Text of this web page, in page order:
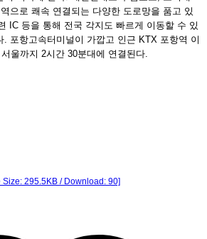
으로 쾌속 연결되는 다양한 도로망을 품고 있
IC 등을 통해 전국 각지도 빠르게 이동할 수 있
. 포항고속터미널이 가깝고 인근 KTX 포항역 이
울까지 2시간 30분대에 연결된다.
Size: 295.5KB / Download: 90]